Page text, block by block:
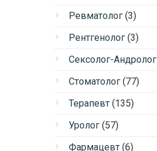
Ревматолог (3)
Рентгенолог (3)
Сексолог-Андролог
Стоматолог (77)
Терапевт (135)
Уролог (57)
Фармацевт (6)